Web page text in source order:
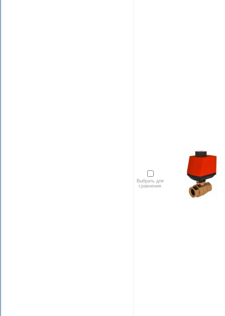
Выбрать для
сравнения